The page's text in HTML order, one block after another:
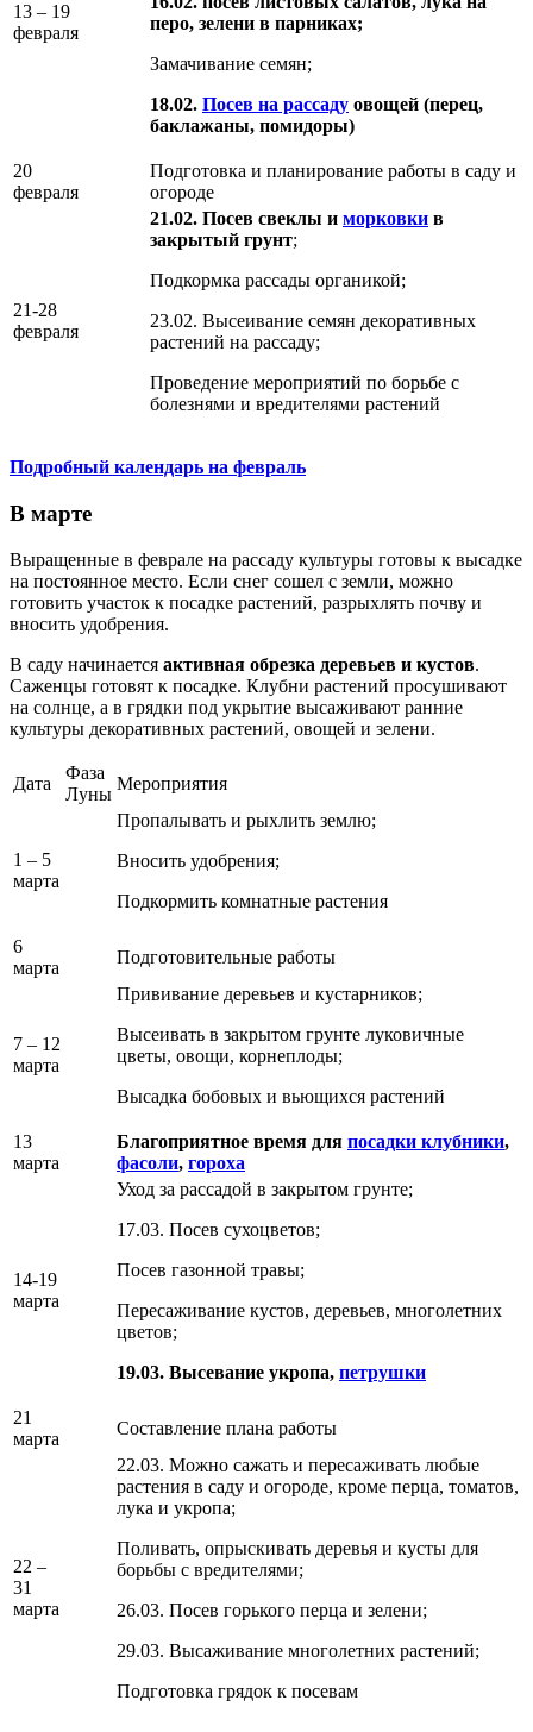
13 – 19
февраля
перо, зелени в парниках;
Замачивание семян;
18.02. Посев на рассаду овощей (перец,
баклажаны, помидоры)
20
февраля
Подготовка и планирование работы в саду и
огороде
21-28
февраля
21.02. Посев свеклы и морковки в
закрытый грунт;
Подкормка рассады органикой;
23.02. Высеивание семян декоративных
растений на рассаду;
Проведение мероприятий по борьбе с
болезнями и вредителями растений
Подробный календарь на февраль
В марте
Выращенные в феврале на рассаду культуры готовы к высадке
на постоянное место. Если снег сошел с земли, можно
готовить участок к посадке растений, разрыхлять почву и
вносить удобрения.
В саду начинается активная обрезка деревьев и кустов.
Саженцы готовят к посадке. Клубни растений просушивают
на солнце, а в грядки под укрытие высаживают ранние
культуры декоративных растений, овощей и зелени.
Дата
Фаза
Луны
Мероприятия
1 – 5
марта
Пропалывать и рыхлить землю;
Вносить удобрения;
Подкормить комнатные растения
6
марта
Подготовительные работы
7 – 12
марта
Прививание деревьев и кустарников;
Высеивать в закрытом грунте луковичные
цветы, овощи, корнеплоды;
Высадка бобовых и вьющихся растений
13
марта
Благоприятное время для посадки клубники,
фасоли, гороха
14-19
марта
Уход за рассадой в закрытом грунте;
17.03. Посев сухоцветов;
Посев газонной травы;
Пересаживание кустов, деревьев, многолетних
цветов;
19.03. Высевание укропа, петрушки
21
марта
Составление плана работы
22 –
31
марта
22.03. Можно сажать и пересаживать любые
растения в саду и огороде, кроме перца, томатов,
лука и укропа;
Поливать, опрыскивать деревья и кусты для
борьбы с вредителями;
26.03. Посев горького перца и зелени;
29.03. Высаживание многолетних растений;
Подготовка грядок к посевам